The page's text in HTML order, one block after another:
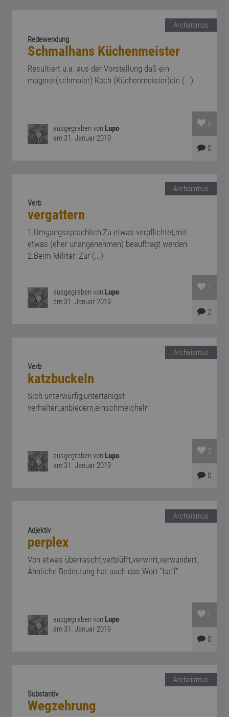
Archaismus
Redewendung
Schmalhans Küchenmeister
Resultiert u.a. aus der Vorstellung daß ein
magerer(schmaler) Koch (Küchenmeister)ein (...)
ausgegraben von Lupo
am 31. Januar 2019
0
0
Archaismus
Verb
vergattern
1.Umgangssprachlich:Zu etwas verpflichtet,mit
etwas (eher unangenehmen) beauftragt werden
2.Beim Militär: Zur (...)
ausgegraben von Lupo
am 31. Januar 2019
1
2
Archaismus
Verb
katzbuckeln
Sich unterwürfig,untertänigst
verhalten,anbiedern,einschmeicheln
ausgegraben von Lupo
am 31. Januar 2019
3
0
Archaismus
Adjektiv
perplex
Von etwas überrascht,verblüfft,verwirrt,verwundert.
Ähnliche Bedeutung hat auch das Wort "baff"
ausgegraben von Lupo
am 31. Januar 2019
1
0
Archaismus
Substantiv
Wegzehrung